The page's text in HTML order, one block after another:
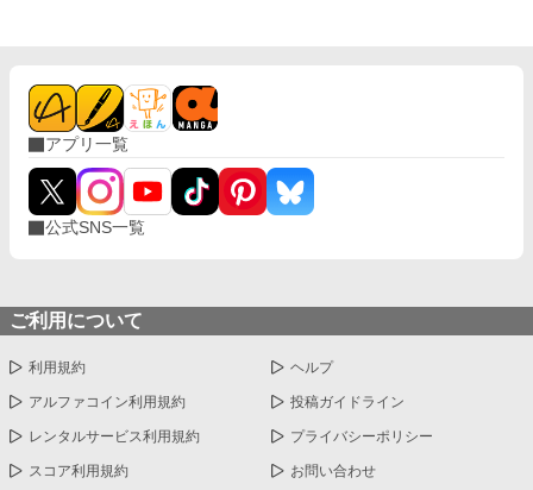
アプリ一覧
公式SNS一覧
ご利用について
利用規約 ヘルプ
アルファコイン利用規約 投稿ガイドライン
レンタルサービス利用規約 プライバシーポリシー
スコア利用規約 お問い合わせ